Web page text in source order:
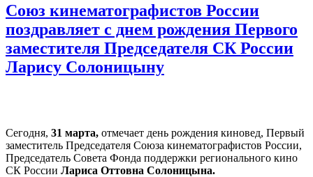
Союз кинематографистов России
поздравляет с днем рождения Первого
заместителя Председателя СК России
Ларису Солоницыну
Сегодня, 31 марта, отмечает день рождения киновед, Первый
заместитель Председателя Союза кинематографистов России,
Председатель Совета Фонда поддержки регионального кино
СК России Лариса Оттовна Солоницына.